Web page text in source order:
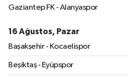
Gaziantep FK - Alanyaspor
16 Ağustos, Pazar
Başakşehir - Kocaelispor
Beşiktaş - Eyüpspor